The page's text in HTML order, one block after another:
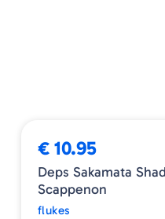
€ 10.95
Deps Sakamata
Scappenon
flukes